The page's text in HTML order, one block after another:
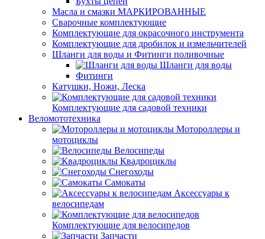
Масла и смазки МАРКИРОВАННЫЕ
Сварочные комплектующие
Комплектующие для окрасочного инструмента
Комплектующие для дробилок и измельчителей
Шланги для воды и Фитинги поливочные
Шланги для воды
Фитинги
Катушки, Ножи, Леска
Комплектующие для садовой техники
Веломототехника
Мотороллеры и
мотоциклы
Велосипеды
Квадроциклы
Снегоходы
Самокаты
Аксессуары к
велосипедам
Комплектующие для велосипедов
Запчасти